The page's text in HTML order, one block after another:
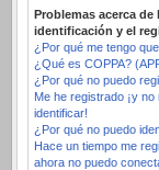
Problemas acerca de
identificación y el
¿Por qué me tengo
¿Qué es COPPA?
¿Por qué no puedo
Me he registrado ¡y no
identificar!
¿Por qué no puedo
Hace un tiempo me
ahora no puedo